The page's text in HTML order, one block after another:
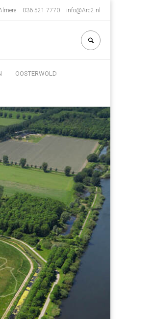
036 521 7770 info@Arc2.nl
OOSTERWOLD